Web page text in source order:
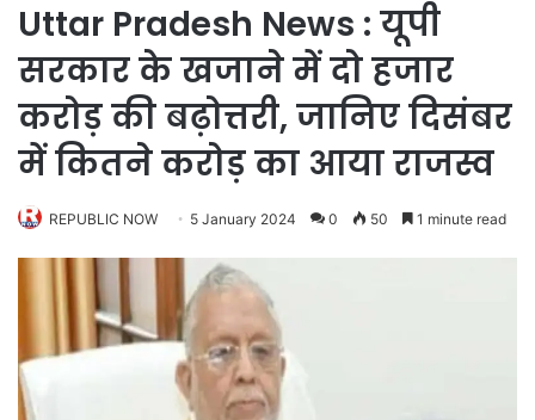
Uttar Pradesh News : यूपी
सरकार के खजाने में दो हजार
करोड़ की बढ़ोत्तरी, जानिए दिसंबर
में कितने करोड़ का आया राजस्व
REPUBLIC NOW 5 January 2024 0 50 1 minute read